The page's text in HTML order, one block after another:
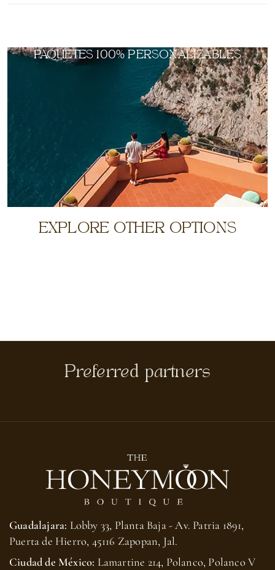
PAQUETES 100% PERSONALIZABLES
EXPLORE OTHER OPTIONS
Preferred partners
Guadalajara: Lobby 33, Planta Baja - Av. Patria 1891,
Puerta de Hierro, 45116 Zapopan, Jal.
Ciudad de México: Lamartine 214, Polanco, Polanco V